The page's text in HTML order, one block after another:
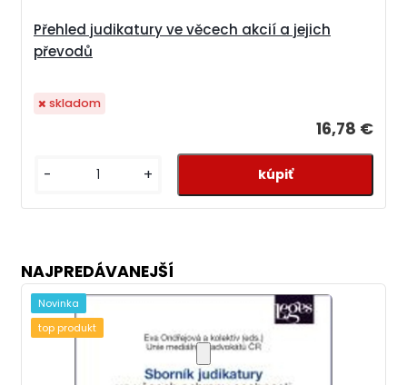
Přehled judikatury ve věcech akcií a jejich
převodů
16,78 €
skladom
- +
NAJPREDÁVANEJŠÍ
Novinka
top produkt